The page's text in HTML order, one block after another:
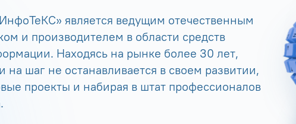
является ведущим отечественным
и производителем в области средств
Находясь на рынке более 30 лет,
на шаг не останавливается в своем развитии,
проекты и набирая в штат профессионалов